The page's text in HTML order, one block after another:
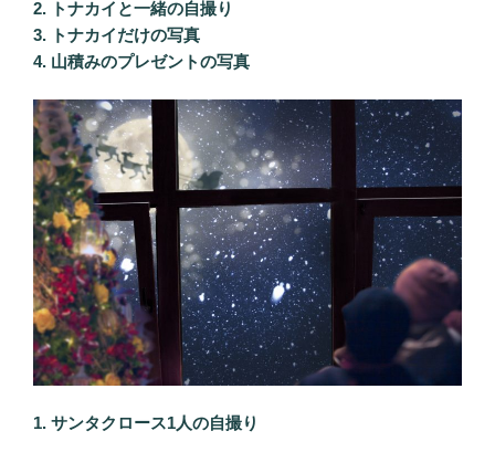
2. トナカイと一緒の自撮り
3. トナカイだけの写真
4. 山積みのプレゼントの写真
1. サンタクロース1人の自撮り